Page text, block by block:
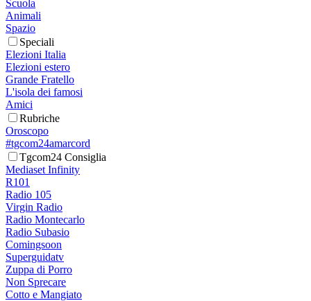
Scuola
Animali
Spazio
Speciali
Elezioni Italia
Elezioni estero
Grande Fratello
L'isola dei famosi
Amici
Rubriche
Oroscopo
#tgcom24amarcord
Tgcom24 Consiglia
Mediaset Infinity
R101
Radio 105
Virgin Radio
Radio Montecarlo
Radio Subasio
Comingsoon
Superguidatv
Zuppa di Porro
Non Sprecare
Cotto e Mangiato